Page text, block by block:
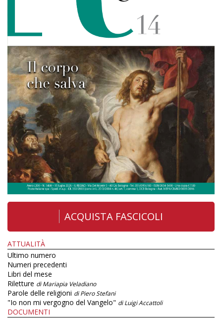
ACQUISTA FASCICOLI
ATTUALITÀ
Ultimo numero
Numeri precedenti
Libri del mese
Riletture di Mariapia Veladiano
Parole delle religioni di Piero Stefani
"Io non mi vergogno del Vangelo" di Luigi Accattoli
DOCUMENTI